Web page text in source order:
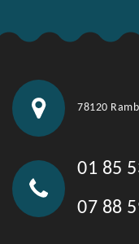
78120
01 85
07 88